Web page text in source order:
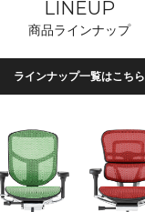
LINEUP
商品ラインナップ
ラインナップ一覧はこちら